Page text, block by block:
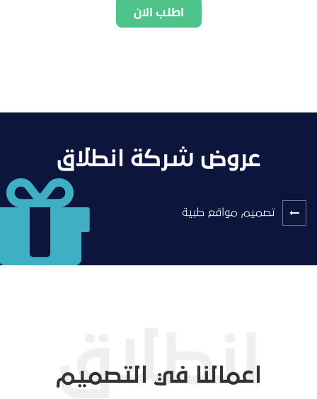
اطلب الان
عروض شركة انطلاق
تصميم مواقع طبية
اعمالنا في التصميم